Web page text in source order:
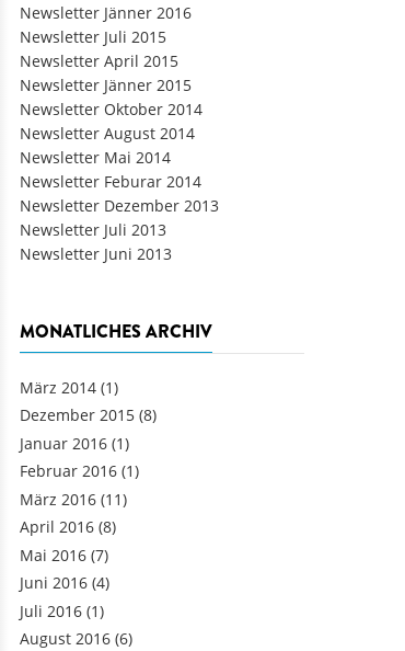
Newsletter Jänner 2016
Newsletter Juli 2015
Newsletter April 2015
Newsletter Jänner 2015
Newsletter Oktober 2014
Newsletter August 2014
Newsletter Mai 2014
Newsletter Feburar 2014
Newsletter Dezember 2013
Newsletter Juli 2013
Newsletter Juni 2013
MONATLICHES ARCHIV
März 2014 (1)
Dezember 2015 (8)
Januar 2016 (1)
Februar 2016 (1)
März 2016 (11)
April 2016 (8)
Mai 2016 (7)
Juni 2016 (4)
Juli 2016 (1)
August 2016 (6)